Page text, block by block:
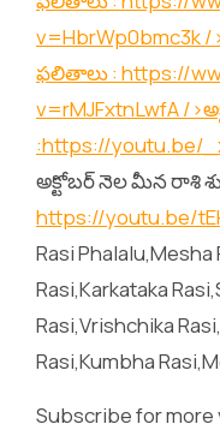
v=HbrWp0bmc3k/
ఫలితాలు : https://
v=rMJFxtnLwfA/
:https://youtu.be/
అక్టోబర్ నెల మీన రాశి
https://youtu.be/
Rasi
Rasi,Karkataka
Rasi,Vrishchika
Rasi,Kumbha
Subscribe for more